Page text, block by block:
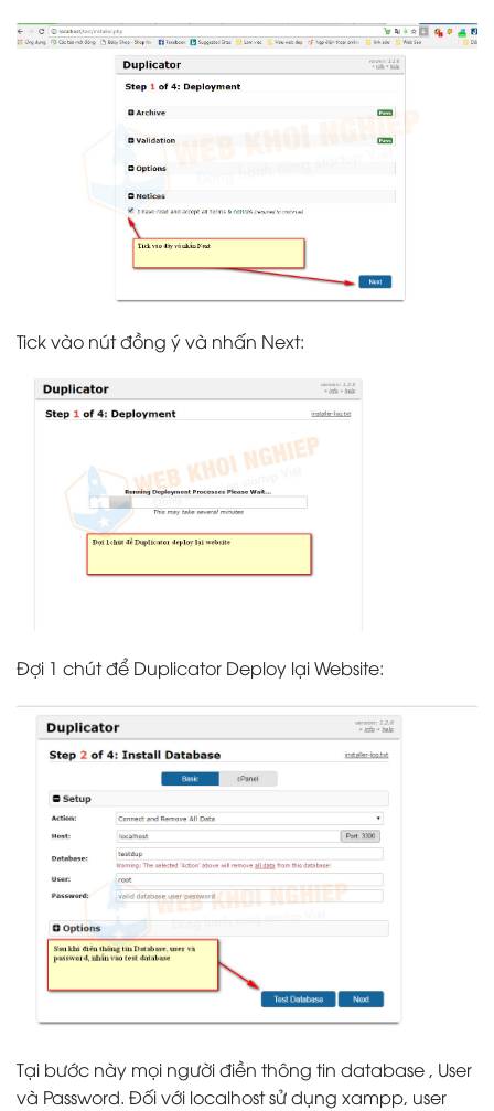
Tick vào nút đồng ý và nhấn Next:
Đợi 1 chút để Duplicator Deploy lại Website:
Tại bước này mọi người điền thông tin database , User
và Password. Đối với localhost sử dụng xampp, user